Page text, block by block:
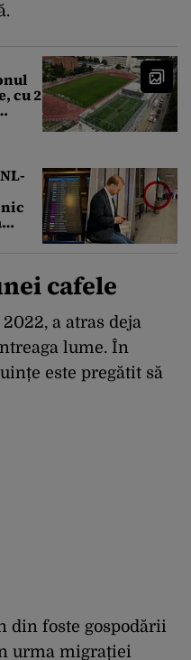
cu 2
cafele
a atras deja
lume. În
este pregătit să
din foste gospodării
urma migrației